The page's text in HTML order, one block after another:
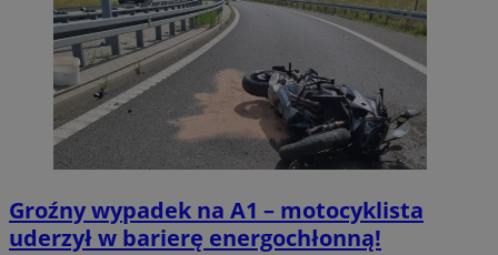
Groźny wypadek na A1 – motocyklista
uderzył w barierę energochłonną!